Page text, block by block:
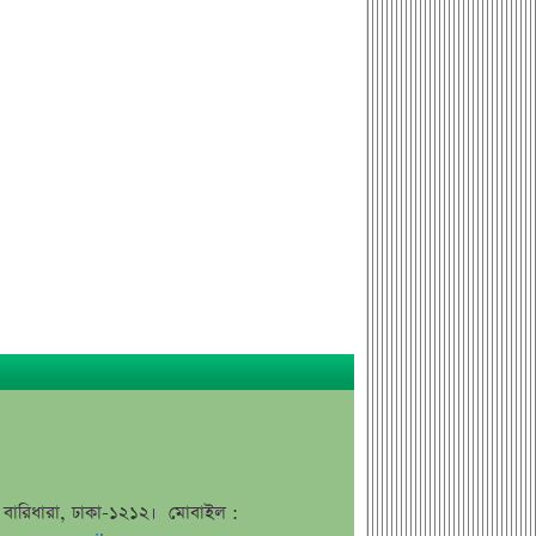
৫ মাছে মিলল মাইক্রোপ্লাস্টিক!
দাম অস্বাভাবিক বাড়ায় ডিএসইর
বন্ধের কারণ জানালো এস আলম
ঢাকা-১২১২। মোবাইল :